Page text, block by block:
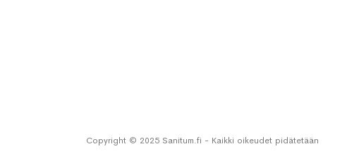
Copyright © 2025 Sanitum.fi - Kaikki oikeudet pidätetään